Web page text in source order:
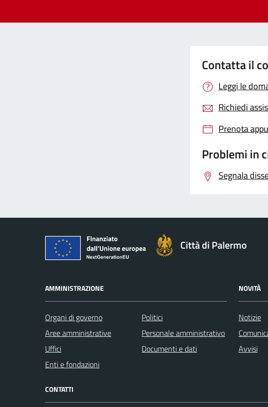
Contatta il
Leggi le
Richiedi
Prenota
Problemi in
Segnala
Città di Palermo
AMMINISTRAZIONE
Organi di governo
Aree amministrative
Uffici
Enti e fondazioni
Politici
Personale amministrativo
Documenti e dati
NOVITÀ
Notizie
Avvisi
CONTATTI